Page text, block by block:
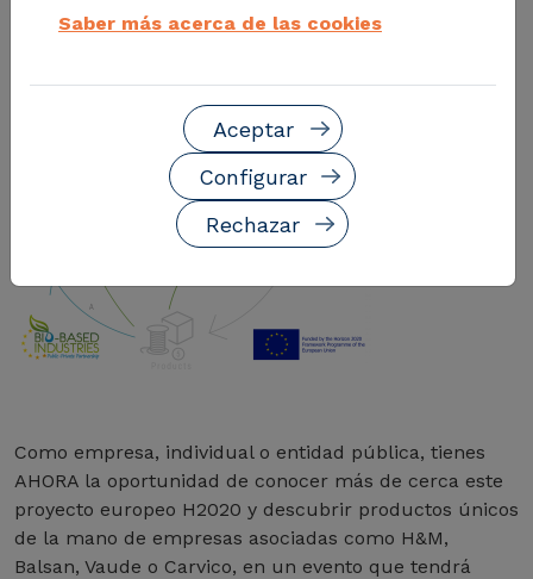
valor y favoreciendo la economía circular en su
Como empresa, individual o entidad pública, tienes
AHORA la oportunidad de conocer más de cerca este
proyecto europeo H2020 y descubrir productos únicos
de la mano de empresas asociadas como H&M,
Balsan, Vaude o Carvico, en un evento que tendrá
Saber más acerca de las cookies
Rechazar
Configurar
Aceptar